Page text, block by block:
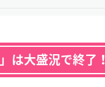
は大盛況で終了！